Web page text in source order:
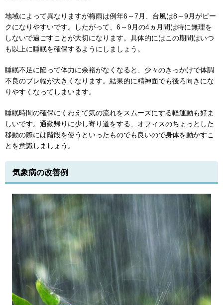
地域によって異なりますが梅雨は例年6～7月、台風は8～9月がピー
クになりやすいです。したがって、6～9月の4ヵ月間は特に無理を
しないで過ごすことが大切になります。具体的にはこの期間はいつ
も以上に睡眠を確保するようにしましょう。
睡眠不足に陥って体力に余裕がなくなると、少々のきっかけで体調
不良のブレ幅が大きくなります。結果的に精神面でも後ろ向きにな
りやすくなってしまいます。
睡眠時間の確保にくわえて気の流れをスムーズにする軽運動も好ま
しいです。通勤帰りに少し寄り道をする、オフィスのちょっとした
移動の際には階段を使うといったものでも良いので身体を動かすこ
とを意識しましょう。
気象病の改善例